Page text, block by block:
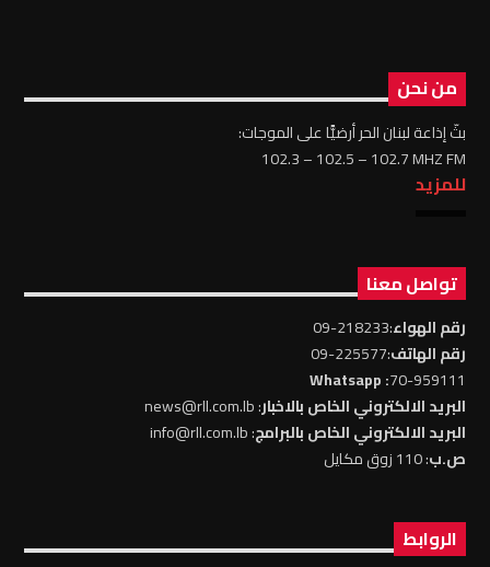
من نحن
بثّ إذاعة لبنان الحر أرضيًّا على الموجات:
102.3 – 102.5 – 102.7 MHZ FM
للمزيد
تواصل معنا
رقم الهواء:218233-09
رقم الهاتف:225577-09
70-959111
: Whatsapp
البريد الالكتروني الخاص بالاخبار: news@rll.com.lb
البريد الالكتروني الخاص بالبرامج: info@rll.com.lb
ص.ب: 110 زوق مكايل
الروابط